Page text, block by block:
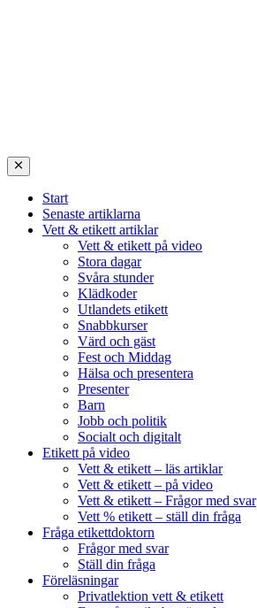
Start
Senaste artiklarna
Vett & etikett artiklar
Vett & etikett på video
Stora dagar
Svåra stunder
Klädkoder
Utlandets etikett
Snabbkurser
Värd och gäst
Fest och Middag
Hälsa och presentera
Presenter
Barn
Jobb och politik
Socialt och digitalt
Etikett på video
Vett & etikett – läs artiklar
Vett & etikett – på video
Vett & etikett – Frågor med svar
Vett % etikett – ställ din fråga
Fråga etikettdoktorn
Frågor med svar
Ställ din fråga
Föreläsningar
Privatlektion vett & etikett